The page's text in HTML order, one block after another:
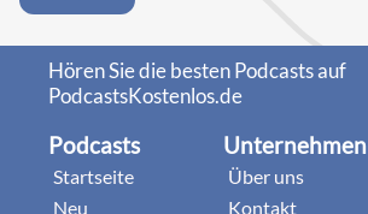
Hören Sie die besten Podcasts auf
PodcastsKostenlos.de
Podcasts
Startseite
Neu
Unternehmen
Über uns
Kontakt